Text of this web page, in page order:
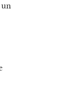
un